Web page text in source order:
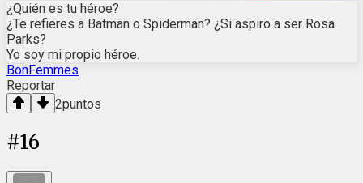
¿Quién es tu héroe?
¿Te refieres a Batman o Spiderman? ¿Si aspiro a ser Rosa
Parks?
Yo soy mi propio héroe.
BonFemmes
Reportar
2puntos
#16